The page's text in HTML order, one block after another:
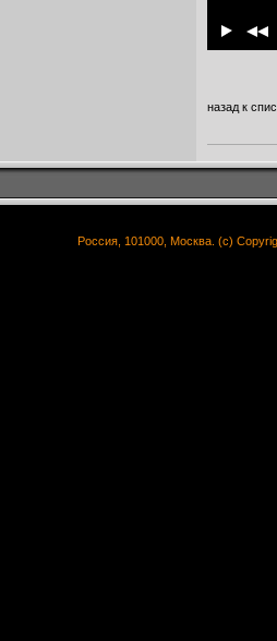
назад к
Россия, 101000, Москва. (c)